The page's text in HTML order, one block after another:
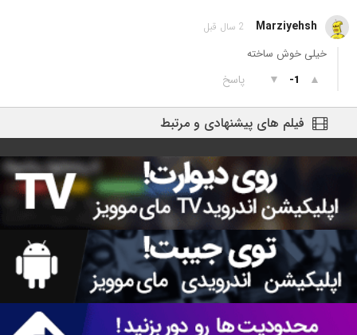
Marziyehsh 2 سال قبل
خیلی خوش ساخته
▲
-1
▼ پاسخ
فیلم های پیشنهادی و مرتبط